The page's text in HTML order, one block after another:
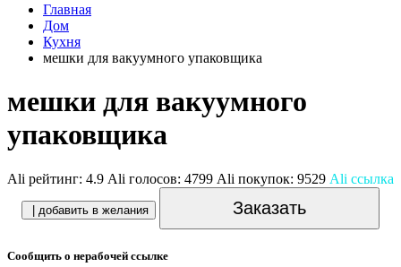
Главная
Дом
Кухня
мешки для вакуумного упаковщика
мешки для вакуумного
упаковщика
Ali рейтинг: 4.9 Ali голосов: 4799 Ali покупок: 9529 Ali ссылка
| добавить в желания Заказать
Сообщить о нерабочей ссылке